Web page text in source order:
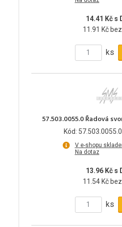
14.41 Kč s
11.91 Kč bez
ks
57.503.0055.0 Řadová
Kód: 57.503.0055.0
V e-shopu
Na dotaz
13.96 Kč s
11.54 Kč bez
ks